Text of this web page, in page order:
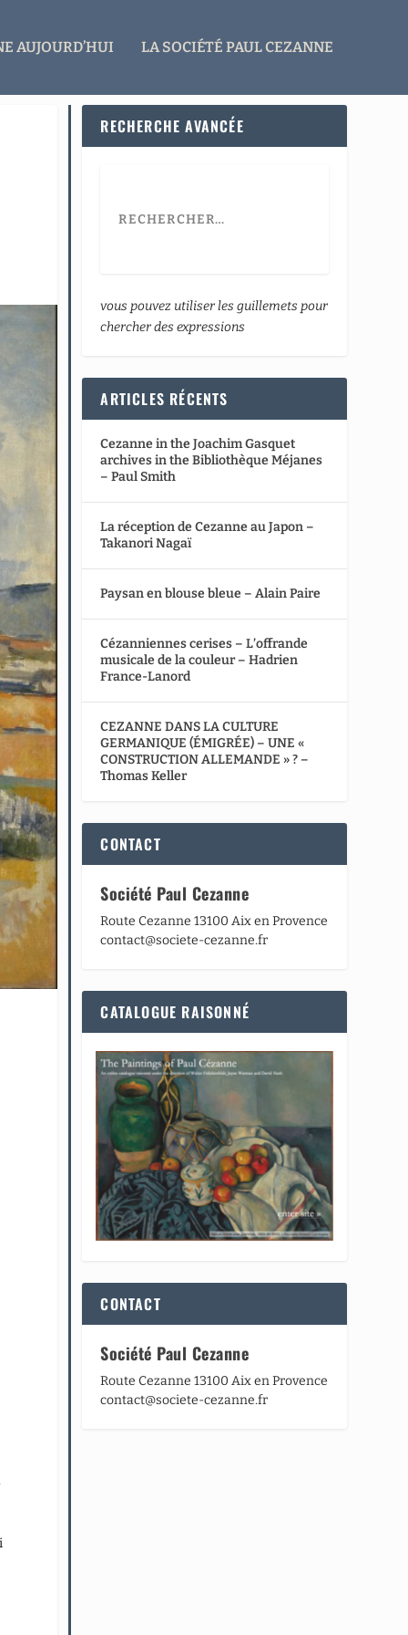
AUJOURD’HUI LA SOCIÉTÉ PAUL CEZANNE
RECHERCHE AVANCÉE
vous pouvez utiliser les guillemets pour
chercher des expressions
ARTICLES RÉCENTS
Cezanne in the Joachim Gasquet
archives in the Bibliothèque Méjanes
– Paul Smith
La réception de Cezanne au Japon –
Takanori Nagaï
Paysan en blouse bleue – Alain Paire
Cézanniennes cerises – L’offrande
musicale de la couleur – Hadrien
France-Lanord
CEZANNE DANS LA CULTURE
GERMANIQUE (ÉMIGRÉE) – UNE «
CONSTRUCTION ALLEMANDE » ? –
Thomas Keller
CONTACT
Société Paul Cezanne
Route Cezanne 13100 Aix en Provence
contact@societe-cezanne.fr
CATALOGUE RAISONNÉ
CONTACT
Société Paul Cezanne
Route Cezanne 13100 Aix en Provence
contact@societe-cezanne.fr